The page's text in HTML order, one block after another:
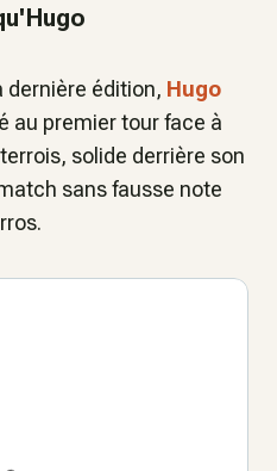
dernière édition, Hugo
au premier tour face à
solide derrière son
sans fausse note